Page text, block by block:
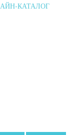
КАТАЛОГ